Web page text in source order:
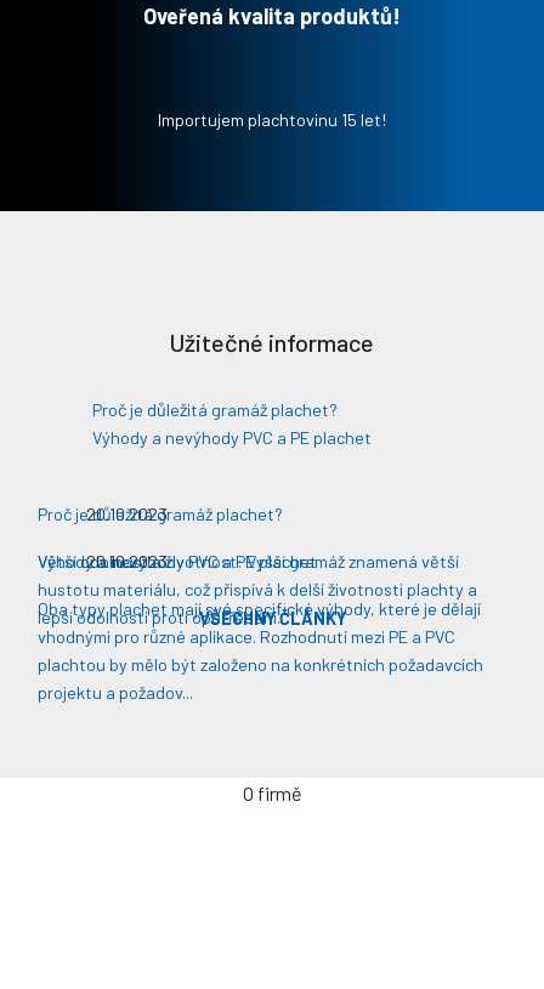
Oveřená kvalita produktů!
Importujem plachtovinu 15 let!
Užitečné informace
Proč je důležitá gramáž plachet?
Výhody a nevýhody PVC a PE plachet
Proč je důležitá gramáž plachet?
Větší odolnost a životnost: Vyšší gramáž znamená větší
hustotu materiálu, což přispívá k delší životnosti plachty a
lepší odolnosti proti opotřebení​​.
20.10.2023
Výhody a nevýhody PVC a PE plachet
Oba typy plachet mají své specifické výhody, které je dělají
vhodnými pro různé aplikace. Rozhodnutí mezi PE a PVC
plachtou by mělo být založeno na konkrétních požadavcích
projektu a požadov...
20.10.2023
VŠECHNY ČLÁNKY
O firmě